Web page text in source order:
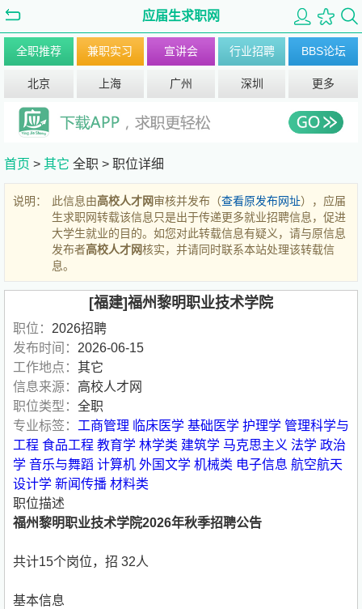
应届生求职网
全职推荐 兼职实习 宣讲会 行业招聘 BBS论坛
北京 上海 广州 深圳 更多
首页 > 其它 全职 > 职位详细
说明： 此信息由高校人才网审核并发布（查看原发布网址），应届
生求职网转载该信息只是出于传递更多就业招聘信息，促进
大学生就业的目的。如您对此转载信息有疑义，请与原信息
发布者高校人才网核实，并请同时联系本站处理该转载信
息。
[福建]福州黎明职业技术学院
职位： 2026招聘
发布时间： 2026-06-15
工作地点： 其它
信息来源： 高校人才网
职位类型： 全职
专业标签： 工商管理 临床医学 基础医学 护理学 管理科学与
工程 食品工程 教育学 林学类 建筑学 马克思主义 法学 政治
学 音乐与舞蹈 计算机 外国文学 机械类 电子信息 航空航天
设计学 新闻传播 材料类
职位描述
福州黎明职业技术学院2026年秋季招聘公告
共计15个岗位，招 32人
基本信息